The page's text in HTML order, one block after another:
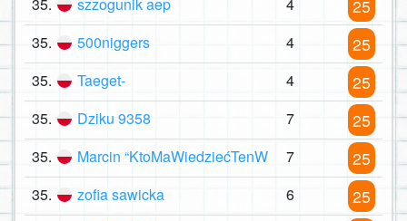
35. szzogunik aep 4 25
35. 500niggers 4 25
35. Taeget- 4 25
35. Dziku 9358 7 25
35. Marcin “KtoMaWiedziećTenW 7 25
35. zofia sawicka 6 25